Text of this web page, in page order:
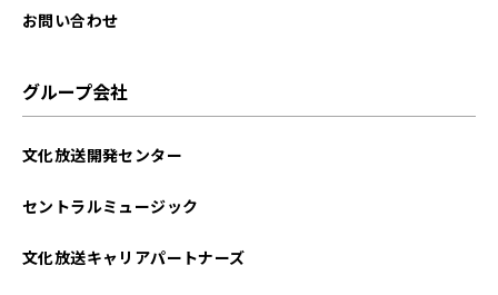
お問い合わせ
グループ会社
文化放送開発センター
セントラルミュージック
文化放送キャリアパートナーズ